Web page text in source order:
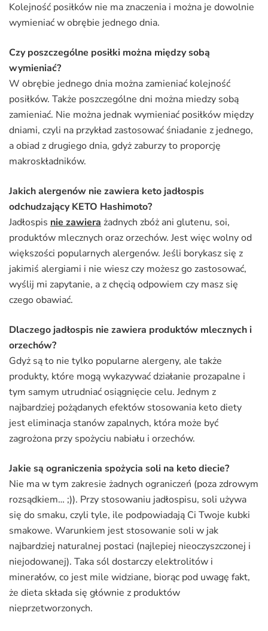
Kolejność posiłków nie ma znaczenia i można je dowolnie
wymieniać w obrębie jednego dnia.
Czy poszczególne posiłki można między sobą
wymieniać?
W obrębie jednego dnia można zamieniać kolejność
posiłków. Także poszczególne dni można miedzy sobą
zamieniać. Nie można jednak wymieniać posiłków między
dniami, czyli na przykład zastosować śniadanie z jednego,
a obiad z drugiego dnia, gdyż zaburzy to proporcję
makroskładników.
Jakich alergenów nie zawiera keto jadłospis
odchudzający KETO Hashimoto?
Jadłospis nie zawiera żadnych zbóż ani glutenu, soi,
produktów mlecznych oraz orzechów. Jest więc wolny od
większości popularnych alergenów. Jeśli borykasz się z
jakimiś alergiami i nie wiesz czy możesz go zastosować,
wyślij mi zapytanie, a z chęcią odpowiem czy masz się
czego obawiać.
Dlaczego jadłospis nie zawiera produktów mlecznych i
orzechów?
Gdyż są to nie tylko popularne alergeny, ale także
produkty, które mogą wykazywać działanie prozapalne i
tym samym utrudniać osiągnięcie celu. Jednym z
najbardziej pożądanych efektów stosowania keto diety
jest eliminacja stanów zapalnych, która może być
zagrożona przy spożyciu nabiału i orzechów.
Jakie są ograniczenia spożycia soli na keto diecie?
Nie ma w tym zakresie żadnych ograniczeń (poza zdrowym
rozsądkiem… ;)). Przy stosowaniu jadłospisu, soli używa
się do smaku, czyli tyle, ile podpowiadają Ci Twoje kubki
smakowe. Warunkiem jest stosowanie soli w jak
najbardziej naturalnej postaci (najlepiej nieoczyszczonej i
niejodowanej). Taka sól dostarczy elektrolitów i
minerałów, co jest mile widziane, biorąc pod uwagę fakt,
że dieta składa się głównie z produktów
nieprzetworzonych.